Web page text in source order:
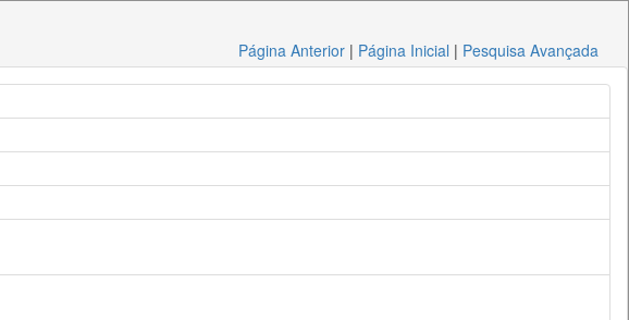
Página Anterior | Página Inicial | Pesquisa Avançada